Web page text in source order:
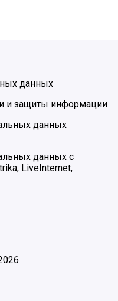
данных
и защиты информации
данных
данных с
LiveInternet,